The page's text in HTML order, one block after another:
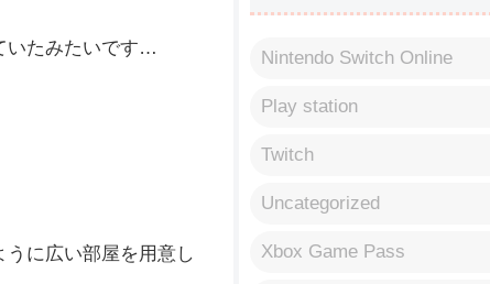
Nintendo Switch Online
Play station
Twitch
Uncategorized
Xbox Game Pass